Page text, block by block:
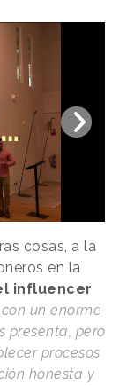
cosas, a la
en la
influencer
un enorme
presenta, pero
procesos
honesta y